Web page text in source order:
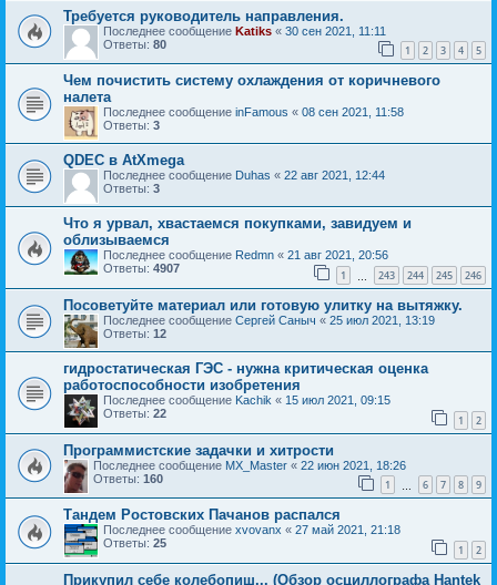
Требуется руководитель направления.
Последнее сообщение Katiks « 30 сен 2021, 11:11
Ответы: 80 1 2 3 4 5
Чем почистить систему охлаждения от коричневого
налета
Последнее сообщение inFamous « 08 сен 2021, 11:58
Ответы: 3
QDEC в AtXmega
Последнее сообщение Duhas « 22 авг 2021, 12:44
Ответы: 3
Что я урвал, хвастаемся покупками, завидуем и
облизываемся
Последнее сообщение Redmn « 21 авг 2021, 20:56
Ответы: 4907 1 243 244 245 246
Посоветуйте материал или готовую улитку на вытяжку.
Последнее сообщение Сергей Саныч « 25 июл 2021, 13:19
Ответы: 12
гидростатическая ГЭС - нужна критическая оценка
работоспособности изобретения
Последнее сообщение Kachik « 15 июл 2021, 09:15
Ответы: 22 1 2
Программистские задачки и хитрости
Последнее сообщение MX_Master « 22 июн 2021, 18:26
Ответы: 160 1 6 7 8 9
Тандем Ростовских Пачанов распался
Последнее сообщение xvovanx « 27 май 2021, 21:18
Ответы: 25 1 2
Прикупил себе колебопиш... (Обзор осциллографа Hantek